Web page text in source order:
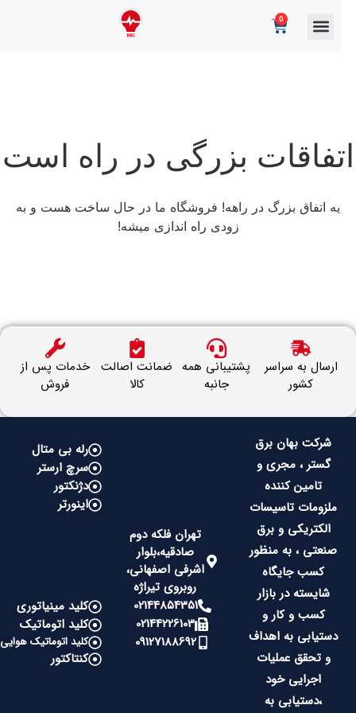
بزرگی در راه است
یه اتفاق بزرگ در راهه! فروشگاه ما در حال ساخت هست و به
زودی راه اندازی میشه!
ارسال به سراسر
کشور
پشتیبانی همه
جانبه
ضمانت اصالت
کالا
خدمات پس از
فروش
شرکت بهان برق
گستر ، مجری و
تامین کننده
ملزومات تاسیسات
الکتریکی و برق
صنعتی ، به منظور
کسب جایگاه
شایسته در بازار
کسب و کار و
دستیابی به اهداف
و تحقق عملیات
اجرایی خود
،دستیابی به
تهران فلکه دوم
صادقیه،بلوار
اشرفی اصفهانی،
روبروی تیراژه
02144854351
02144226103
09127188692
رله بی متال
سرچ ارستر
دژنکتور
اینورتر
کلید مینیاتوری
کلید اتوماتیک
کلید اتوماتیک هوایی
کنتاکتور